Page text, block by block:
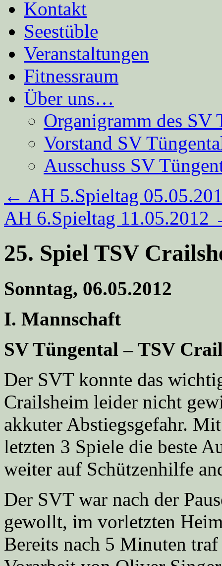
Kontakt
Seestüble
Veranstaltungen
Fitnessraum
Über uns…
Organigramm des SV
Vorstand SV
Ausschuss SV
← AH 5.Spieltag
AH 6.Spieltag 11.05.2012
25. Spiel TSV
Sonntag, 06.05.2012
I. Mannschaft
SV Tüngental – TSV
Der SVT konnte das
Crailsheim leider nicht
akkuter Abstiegsgefahr.
letzten 3 Spiele die beste
weiter auf Schützenhilfe
Der SVT war nach der
gewollt, im vorletzten
Bereits nach 5 Minuten